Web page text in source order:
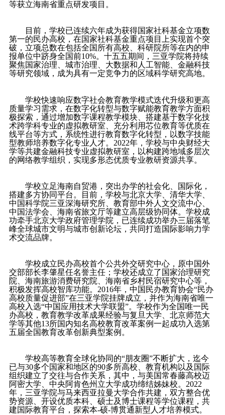
等获立海南省重点研发项目。
目前，学校已连续六年成为获得国家社科基金立项数
第一的民办高校，在国家社科基金重点项目上实现首个突
破，立项总数在包括全国所有高校、科研院所等在内的申
报单位中跻身全国前10%。十五五期间，三亚学院将持续
聚焦国家治理、城市治理、大数据和人工智能、金融科技
等研究领域，成为具有一定竞争力的区域科学研究高地。
学校快速响应数字社会教育教学模式迭代升级和更高
质量学习需求，在数字化转型与数字赋能教育教学方面积
极探索，通过增加数字课程教学模块、搭建基于数字化技
术跨学科专业的虚拟教研室、充分利用芯位教育等优质在
线平台等方式，系统性进行教育数字化转型，以数字技能
型教师培养数字化专业人才。 2022年，学校与中央财经大
学等共建金融科技专业虚拟教研室，以构建跨地域多层次
的网络教学组织，实现多形态优质专业教研资源共享。
学校立足海南自贸港，突出办学的社会化、国际化，
搭建多方协同平台。目前，学校与北京大学、清华大学、
中国科学院三亚深海研究所、教育部中外人文交流中心、
中国法学会、海南省旅文厅等建立高层级协同体。学校成
功牵手北京大学政府管理学院，已连续成功举办三届落笔
峰全球城市文明与城市创新论坛，共同打造国际影响力学
术交流品牌。
学校成立民办高校首个公共外交研究中心，原中国外
交部部长李肇星任名誉主任；学校还成立了国家治理研究
院、海南旅游消费研究院、海南省乡村民宿研究中心等，
积极发挥高校智库功能。 2016年，中国民办教育协会“民办
高校质量促进部”在三亚学院挂牌成立，并作为海南省唯一
高校入选“中国应用技术大学联盟”。学校作为全国唯一民
办高校，教育教学改革成果经验与复旦大学、北京师范大
学等其他13所国内知名高校教育改革案例一起成功入选第
五届全国教育改革创新典型案例。
学校高等教育全球化协同的“朋友圈”不断扩大，迄今
已与30多个国家和地区的90多所高校、教育机构以及国际
组织建立了交往与合作关系，其中，与美国常春藤高校迈
阿密大学、中央阿肯色州立大学成功缔结姊妹校。 2022
年，三亚学院与马来西亚拉曼大学合作共建，双方整合优
势资源、开设优质本科、硕士及博士课程等学位课程，共
建国际教育平台，探索本-硕-博贯通新型人才培养模式。